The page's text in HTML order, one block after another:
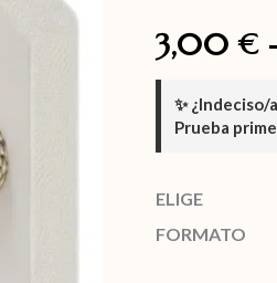
3,00€
✨¿Indeciso/
Prueba
ELIGE
FORMATO